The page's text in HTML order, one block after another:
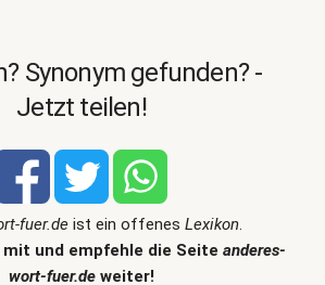
Synonym gefunden? -
Jetzt teilen!
fuer.deist ein offenes Lexikon.
mit und empfehle die Seite anderes-
wort-fuer.de weiter!